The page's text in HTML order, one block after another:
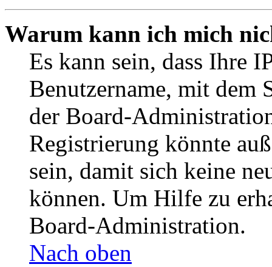
Warum kann ich mich
Es kann sein, dass Ihre
Benutzername, mit dem
der Board-
Registrierung könnte
sein, damit sich keine
können. Um Hilfe zu
Board-Administration.
Nach oben